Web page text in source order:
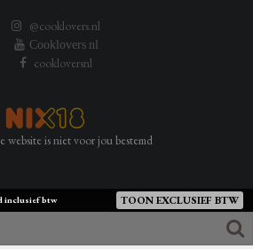
@cooklovers.nl
Cooklovers nl
cookloversnl
website is niet voor jou bestemd
inclusief btw TOON EXCLUSIEF BTW